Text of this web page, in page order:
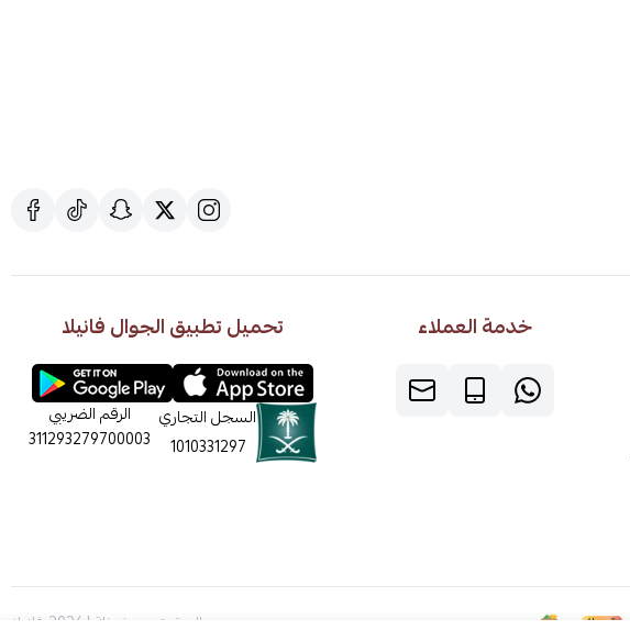
خدمة العملاء تحميل تطبيق الجوال فانيلا
السجل التجاري
1010331297
الرقم الضريبي
311293279700003
الحقوق محفوظة | 2026 فانيلا